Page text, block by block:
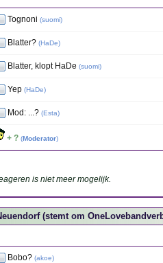
Tognoni (suomi)
Blatter? (HaDe)
Blatter, klopt HaDe (suomi)
Yep (HaDe)
Mod: ...? (Esta)
+ ? (Moderator)
is niet meer mogelijk.
(stemt om
Bobo? (akoe)